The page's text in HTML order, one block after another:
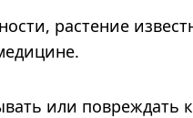
растение
или повреждать